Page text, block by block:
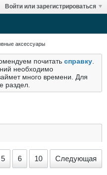
Войти или зарегистрироваться
аксессуары
почитать справку
необходимо
много времени. Для
раздел.
5 6 10 Следующая